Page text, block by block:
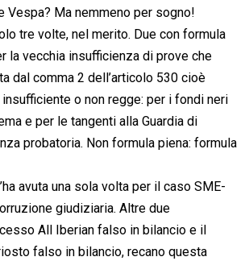
Vespa? Ma nemmeno per sogno!
tre volte, nel merito. Due con formula
la vecchia insufficienza di prove che
dal comma 2 dell’articolo 530 cioè
o non regge: per i fondi neri
e per le tangenti alla Guardia di
probatoria. Non formula piena: formula
avuta una sola volta per il caso SME-
giudiziaria. Altre due
All Iberian falso in bilancio e il
falso in bilancio, recano questa